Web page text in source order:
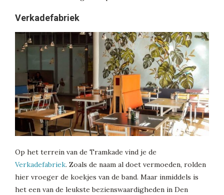
Verkadefabriek
Op het terrein van de Tramkade vind je de
Verkadefabriek. Zoals de naam al doet vermoeden, rolden
hier vroeger de koekjes van de band. Maar inmiddels is
het een van de leukste bezienswaardigheden in Den